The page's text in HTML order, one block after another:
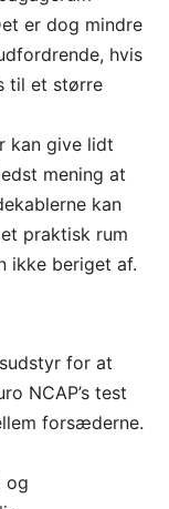
er dog mindre
hvis
til et større
kan give lidt
mening at
kan
praktisk rum
ikke beriget af.
for at
NCAP’s test
forsæderne.
og